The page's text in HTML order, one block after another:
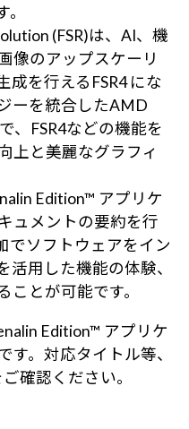
(FSR)は、AI、機
像のアップスケーリ
成を行えるFSR4 にな
ーを統合したAMD
、FSR4などの機能を
上と美麗なグラフィ
Edition™ アプリケ
ュメントの要約を行
でソフトウェアをイン
活用した機能の体験、
ことが可能です。
Edition™ アプリケ
す。対応タイトル等、
確認ください。